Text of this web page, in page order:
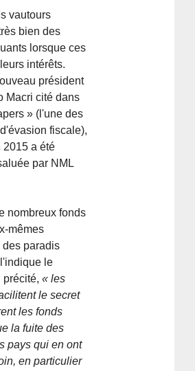
vautours
bien des
lorsque ces
intérêts.
président
Macri cité dans
» (l'une des
fiscale),
2015 a été
par NML
nombreux fonds
mêmes
des paradis
le
précité,« les
le secret
les fonds
la fuite des
pays qui en ont
en particulier